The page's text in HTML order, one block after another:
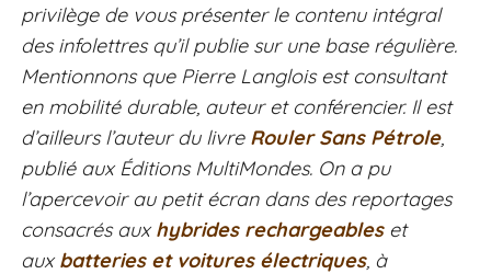
privilège de vous présenter le contenu intégral
des infolettres qu’il publie sur une base régulière.
Mentionnons que Pierre Langlois est consultant
en mobilité durable, auteur et conférencier. Il est
d’ailleurs l’auteur du livre Rouler Sans Pétrole,
publié aux Éditions MultiMondes. On a pu
l’apercevoir au petit écran dans des reportages
consacrés auxhybrides rechargeableset
auxbatteries et voitures électriques, à